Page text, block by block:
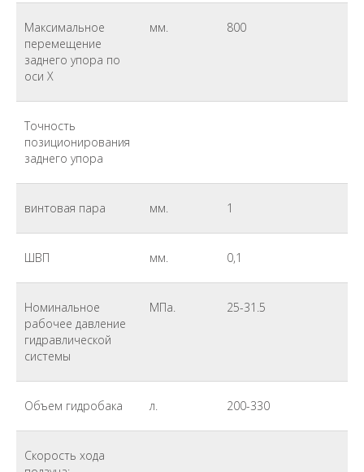
Максимальное
перемещение
заднего упора по
оси Х
мм. 800
Точность
позиционирования
заднего упора
винтовая пара мм. 1
ШВП мм. 0,1
Номинальное
рабочее давление
гидравлической
системы
МПа. 25-31.5
Объем гидробака л. 200-330
Скорость хода